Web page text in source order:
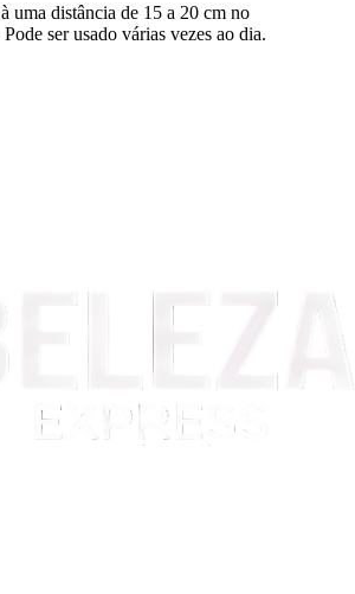
uma distância de 15 a 20 cm no
ser usado várias vezes ao dia.